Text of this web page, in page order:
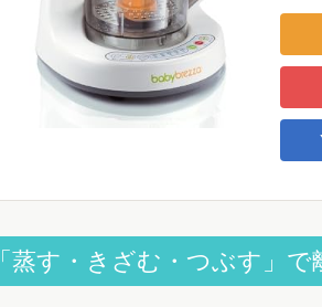
「蒸す・きざむ・つぶす」